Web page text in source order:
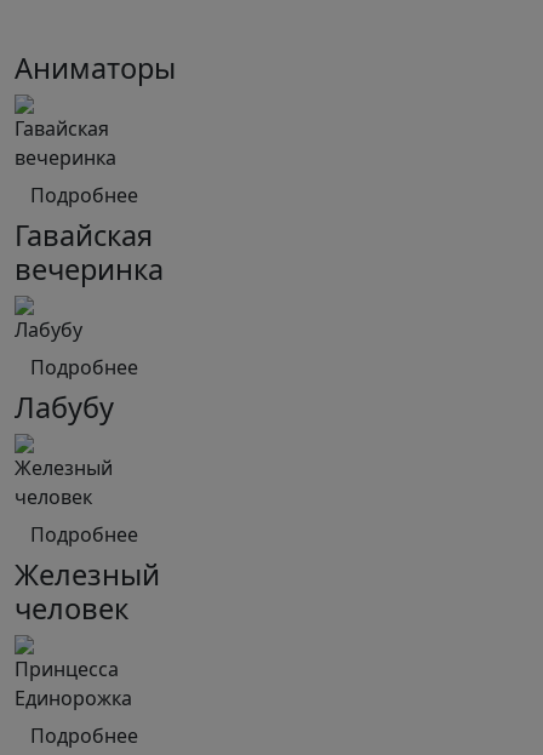
Аниматоры
Подробнее
Гавайская
вечеринка
Подробнее
Лабубу
Подробнее
Железный
человек
Подробнее